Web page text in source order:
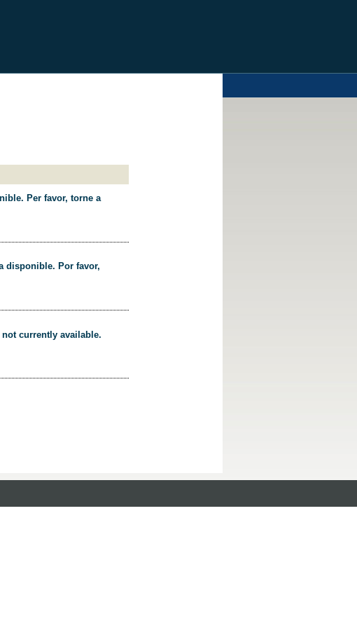
Per favor, torne a
disponible. Por favor,
currently available.